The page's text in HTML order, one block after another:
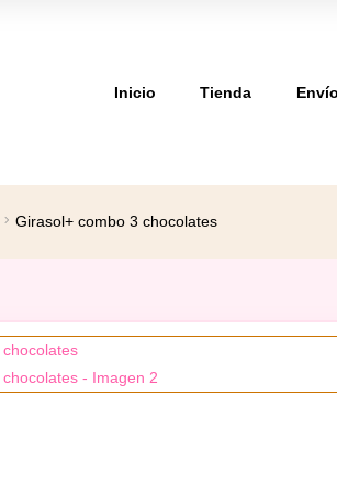
Inicio Tienda Envío
Girasol+ combo 3 chocolates